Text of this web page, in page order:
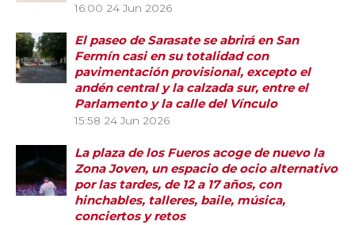
16:00 24 Jun 2026
El paseo de Sarasate se abrirá en San
Fermín casi en su totalidad con
pavimentación provisional, excepto el
andén central y la calzada sur, entre el
Parlamento y la calle del Vínculo
15:58 24 Jun 2026
La plaza de los Fueros acoge de nuevo la
Zona Joven, un espacio de ocio alternativo
por las tardes, de 12 a 17 años, con
hinchables, talleres, baile, música,
conciertos y retos